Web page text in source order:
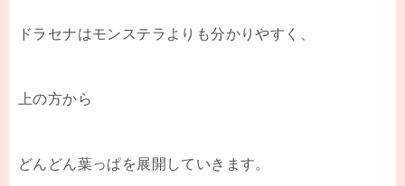
ドラセナはモンステラよりも分かりやすく、
上の方から
どんどん葉っぱを展開していきます。